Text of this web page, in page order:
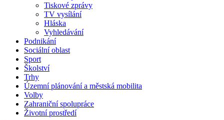
Tiskové zprávy
TV vysílání
Hláska
Vyhledávání
Podnikání
Sociální oblast
Sport
Školství
Trhy
Územní plánování a městská mobilita
Volby
Zahraniční spolupráce
Životní prostředí